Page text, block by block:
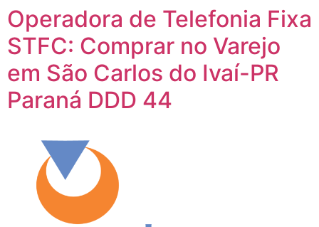
Operadora de Telefonia Fixa
STFC: Comprar no Varejo
em São Carlos do Ivaí-PR
Paraná DDD 44